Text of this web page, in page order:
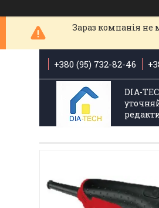
Зараз компанія не
+380 (95) 732-82-46
DIA-